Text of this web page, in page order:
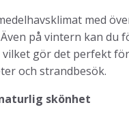
med
på vintern kan du
vilket gör det perfekt för
och strandbesök.
skönhet